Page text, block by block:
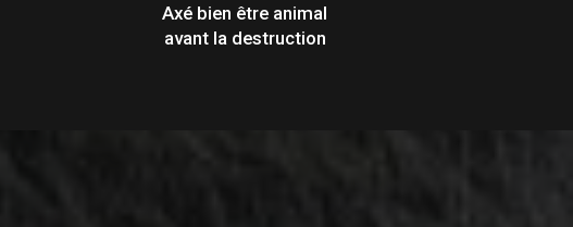
Axé bien être animal
avant la destruction